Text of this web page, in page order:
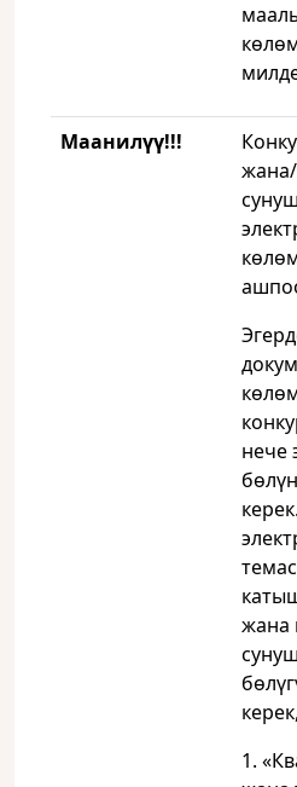
Маанилүү!!!
жана/
нече
жана
1.